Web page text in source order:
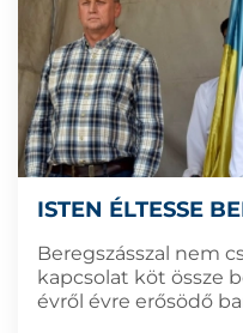
ISTEN ÉLTESSE
Beregszásszal nem
kapcsolat köt össze
évről évre erősödő